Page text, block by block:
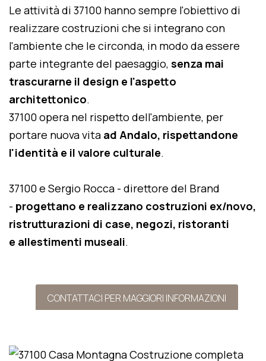
Le attività di 37100 hanno sempre l'obiettivo di
realizzare costruzioni che si integrano con
l'ambiente che le circonda, in modo da essere
parte integrante del paesaggio, senza mai
trascurarne il design e l'aspetto
architettonico.
37100 opera nel rispetto dell'ambiente, per
portare nuova vita ad Andalo, rispettandone
l'identità e il valore culturale.
37100 e Sergio Rocca - direttore del Brand
- progettano e realizzano costruzioni ex/novo,
ristrutturazioni di case, negozi, ristoranti
e allestimenti museali.
CONTATTACI PER MAGGIORI INFORMAZIONI